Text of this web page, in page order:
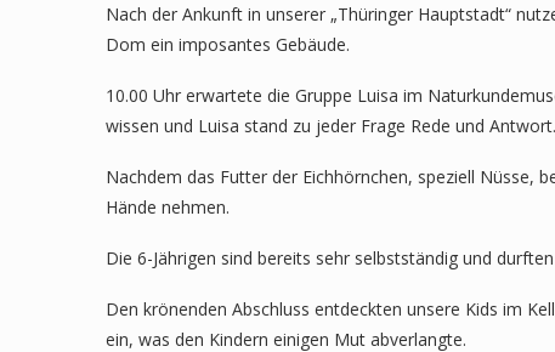
Nach der Ankunft in unserer „Thüringer Hauptstadt“
Dom ein imposantes Gebäude.
10.00 Uhr erwartete die Gruppe Luisa im
wissen und Luisa stand zu jeder Frage Rede und Antwort.
Nachdem das Futter der Eichhörnchen, speziell Nüsse,
Hände nehmen.
Die 6-Jährigen sind bereits sehr selbstständig und
Den krönenden Abschluss entdeckten unsere Kids im
ein, was den Kindern einigen Mut abverlangte.